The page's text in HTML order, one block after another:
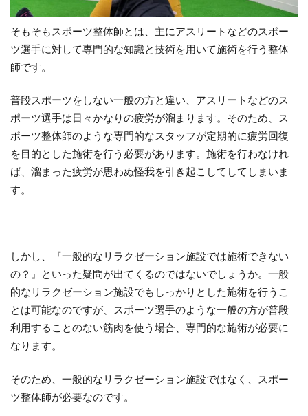
そもそもスポーツ整体師とは、主にアスリートなどのスポー
ツ選手に対して専門的な知識と技術を用いて施術を行う整体
師です。
普段スポーツをしない一般の方と違い、アスリートなどのス
ポーツ選手は日々かなりの疲労が溜まります。そのため、ス
ポーツ整体師のような専門的なスタッフが定期的に疲労回復
を目的とした施術を行う必要があります。施術を行わなけれ
ば、溜まった疲労が思わぬ怪我を引き起こしてしてしまいま
す。
しかし、
『一般的なリラクゼーション施設では施術できない
の？』といった疑問が出てくるのではないでしょうか。一般
的なリラクゼーション施設でもしっかりとした施術を行うこ
とは可能なのですが、スポーツ選手のような一般の方が普段
利用することのない筋肉を使う場合、専門的な施術が必要に
なります。
そのため、一般的なリラクゼーション施設ではなく、スポー
ツ整体師が必要なのです。